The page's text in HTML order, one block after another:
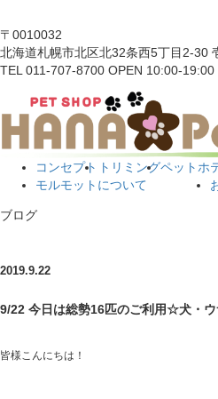
〒0010032
北海道札幌市北区北32条西5丁目2-30
TEL 011-707-8700 OPEN 10:00-19:00
コンセプト トリミングペットホ
モルモットについて
ブログ
2019.9.22
9/22 今日は総勢16匹のご利用☆犬・ウ
皆様こんにちは！